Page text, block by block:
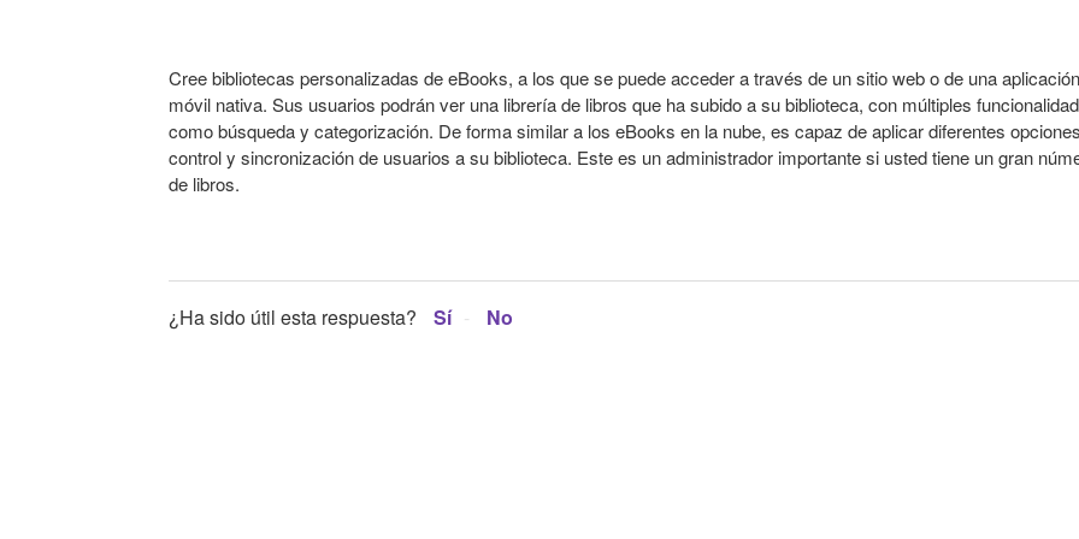
Cree bibliotecas personalizadas de eBooks, a los que se puede acceder a través de un sitio web o de una aplicación
móvil nativa. Sus usuarios podrán ver una librería de libros que ha subido a su biblioteca, con múltiples
como búsqueda y categorización. De forma similar a los eBooks en la nube, es capaz de aplicar diferentes
control y sincronización de usuarios a su biblioteca. Este es un administrador importante si usted tiene un gran
de libros.
¿Ha sido útil esta respuesta? Sí No